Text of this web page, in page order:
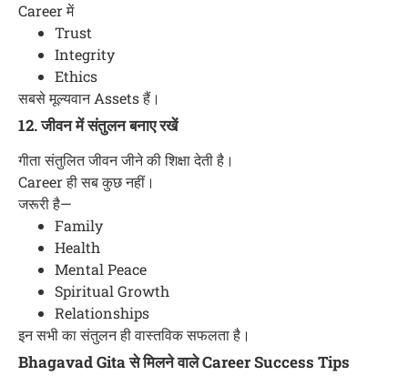
Career में
Trust
Integrity
Ethics
सबसे मूल्यवान Assets हैं।
12. जीवन में संतुलन बनाए रखें
गीता संतुलित जीवन जीने की शिक्षा देती है।
Career ही सब कुछ नहीं।
जरूरी है—
Family
Health
Mental Peace
Spiritual Growth
Relationships
इन सभी का संतुलन ही वास्तविक सफलता है।
Bhagavad Gita से मिलने वाले Career Success Tips